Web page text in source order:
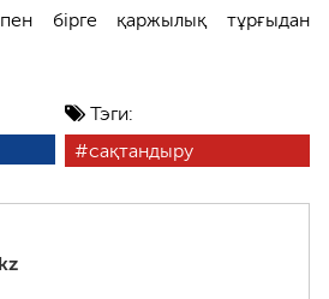
Тэги:
сақтандыру
пен бірге қаржылық тұрғыдан